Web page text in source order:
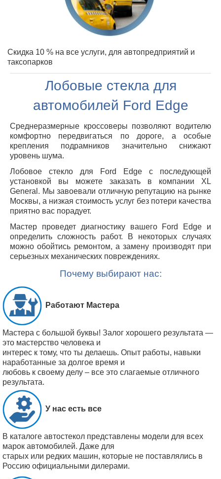
Скидка 10 % на все услуги, для автопредприятий и
таксопарков
Лобовые стекла для
автомобилей Ford Edge
Среднеразмерные кроссоверы позволяют водителю
комфортно передвигаться по дороге, а особые
крепления подрамников значительно снижают
уровень шума.
Лобовое стекло для Ford Edge с последующей
установкой вы можете заказать в компании XL
General. Мы завоевали отличную репутацию на рынке
Москвы, а низкая стоимость услуг без потери качества
приятно вас порадует.
Мастер проведет диагностику вашего Ford Edge и
определить сложность работ. В некоторых случаях
можно обойтись ремонтом, а замену производят при
серьезных механических повреждениях.
Почему выбирают нас:
Работают Мастера
Мастера с большой буквы! Залог хорошего результата —
это мастерство человека и
интерес к тому, что ты делаешь. Опыт работы, навыки
наработанные за долгое время и
любовь к своему делу – все это слагаемые отличного
результата.
У нас есть все
В каталоге автостекол представлены модели для всех
марок автомобилей. Даже для
старых или редких машин, которые не поставлялись в
Россию официальными дилерами.